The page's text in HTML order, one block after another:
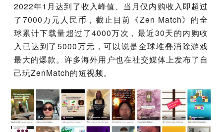
2022年1月达到了收入峰值、当月仅内购收入即超过
了7000万元人民币，截止目前《Zen Match》的全
球累计下载量超过了4000万次，最近30天的内购收
入已达到了5000万元，可以说是全球堆叠消除游戏
最大的爆款。许多海外用户也在社交媒体上发布了自
己玩ZenMatch的短视频。